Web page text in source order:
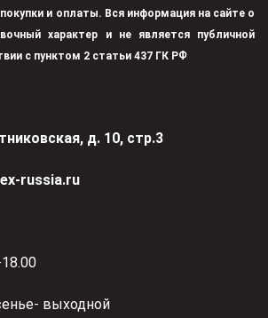
и оплаты. Вся информация на сайте о
характер и не является публичной
с пунктом 2 статьи 437 ГК РФ
д. 10, стр.3
russia.ru
выходной